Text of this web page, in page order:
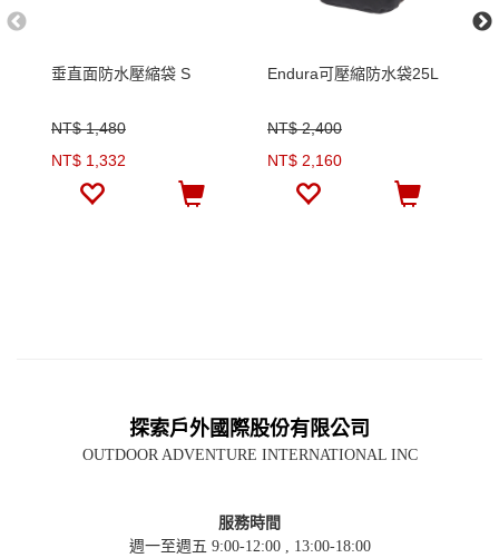
垂直面防水壓縮袋 S
NT$ 1,480
NT$ 1,332
Endura可壓縮防水袋25L
NT$ 2,400
NT$ 2,160
探索戶外國際股份有限公司
OUTDOOR ADVENTURE INTERNATIONAL INC
服務時間
週一至週五 9:00-12:00 , 13:00-18:00